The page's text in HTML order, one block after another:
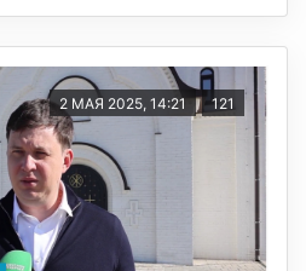
2 МАЯ 2025, 14:21 121